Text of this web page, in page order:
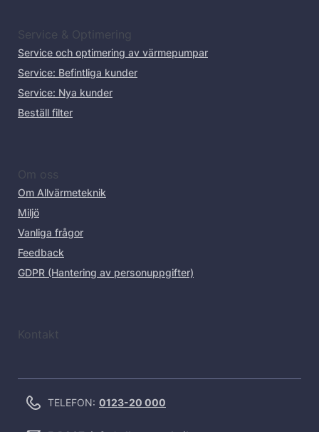
Service & Optimering
Service och optimering av värmepumpar
Service: Befintliga kunder
Service: Nya kunder
Beställ filter
Om oss
Om Allvärmeteknik
Miljö
Vanliga frågor
Feedback
GDPR (Hantering av personuppgifter)
Kontakt
TELEFON: 0123-20 000